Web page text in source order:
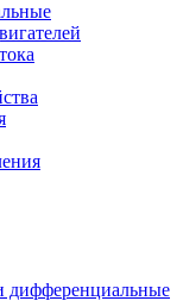
дифференциальные